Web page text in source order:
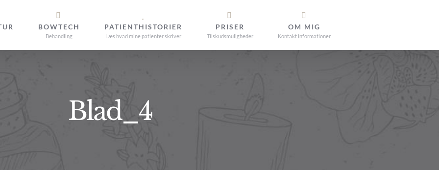
BOWTECH
Behandling
PATIENTHISTORIER
Læs hvad mine patienter skriver
PRISER
Tilskudsmuligheder
OM MIG
Kontakt informationer
Blad_4